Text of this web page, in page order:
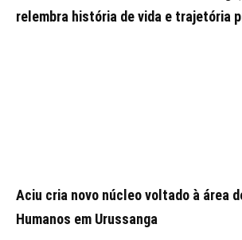
relembra história de vida e trajetória
Aciu cria novo núcleo voltado à área
Humanos em Urussanga